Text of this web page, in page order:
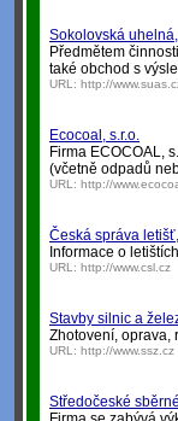
Sokolovská
Předmětem
také obchod s
URL: http://
Ecocoal, s.r.o.
Firma ECOCOAL,
(včetně odpadů
URL: http://
Česká správa
Informace o
URL: http://www.csl.cz
Stavby silnic a
Zhotovení, oprava,
URL: http://www.ssz.cz
Středočeské